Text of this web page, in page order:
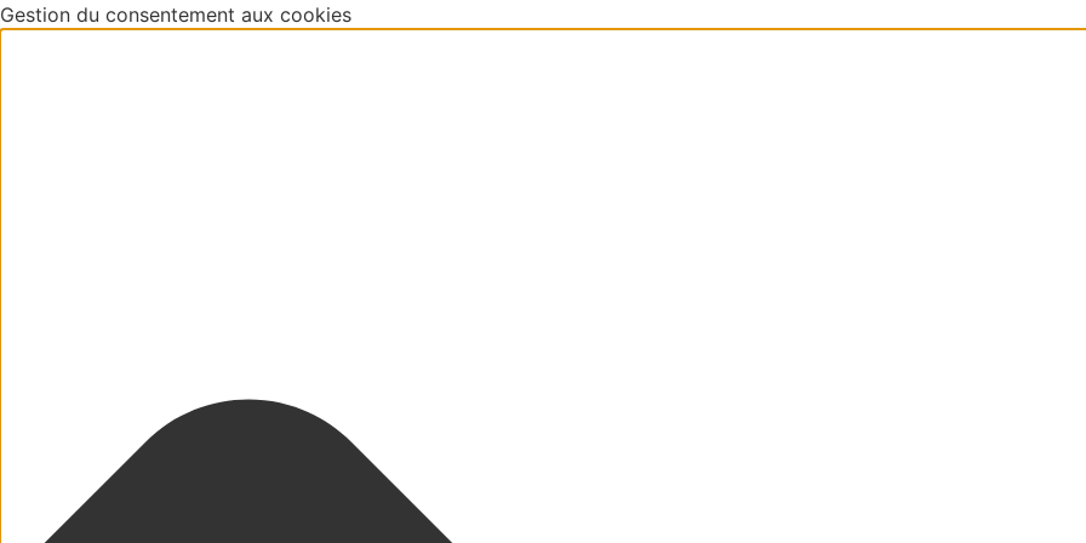
Gestion du consentement aux cookies